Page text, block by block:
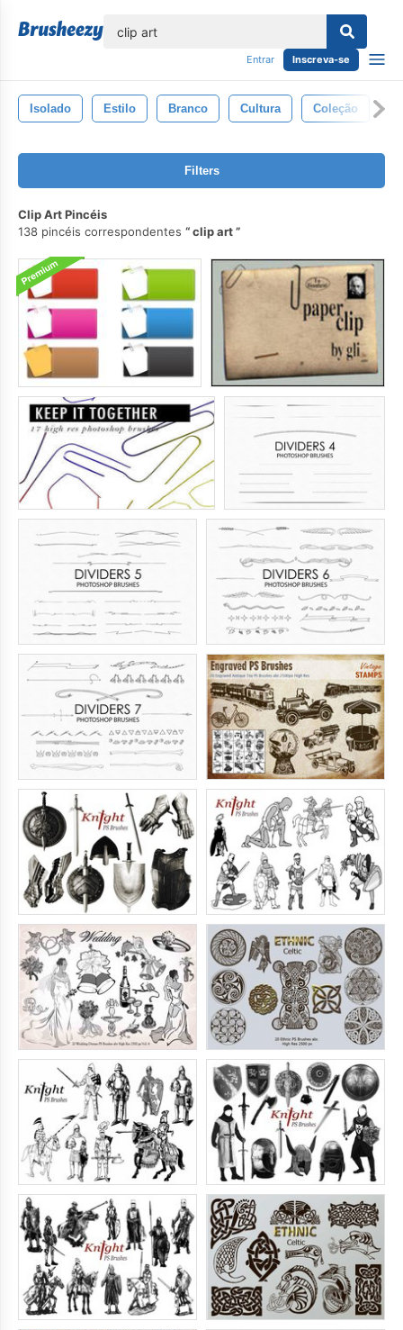
Entrar Inscreva-se
Isolado Estilo Branco Cultura Coleção
Filters
Clip Art Pincéis
138 pincéis correspondentes
clip art